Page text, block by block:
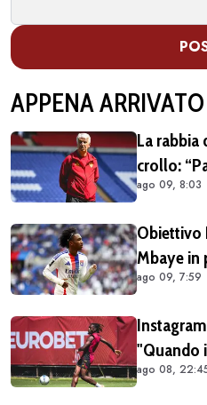
APPENA ARRIVATO
La rabbia
crollo:
qualcosa”
ago 09, 8:03
Obiettivo
Mbaye in
ago 09, 7:59
"Quando
diventi
ago 08,